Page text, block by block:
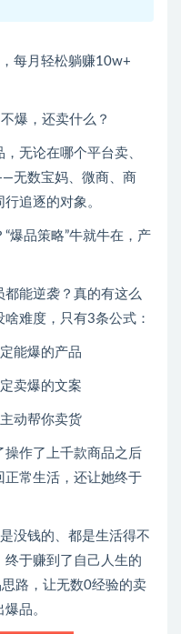
每月轻松躺赚10w+
爆，还卖什么？
无论在哪个平台卖、
无数宝妈、微商、商
追逐的对象。
爆品策略”牛就牛在，产
能逆袭？真的有这么
难度，只有3条公式：
能爆的产品
卖爆的文案
动帮你卖货
操作了上千款商品之后
正常生活，还让她终于
没钱的、都是生活得不
于赚到了自己人生的
路，让无数0经验的卖
品。